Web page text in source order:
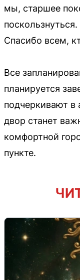
мы, старшее
Спасибо всем,
Все
планируется
подчеркивают в
двор станет
комфортной
пункте.